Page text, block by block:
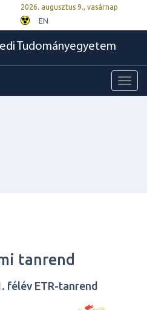
2026. augusztus 9., vasárnap
EN
Tudományegyetem
tanrend
félév ETR-tanrend